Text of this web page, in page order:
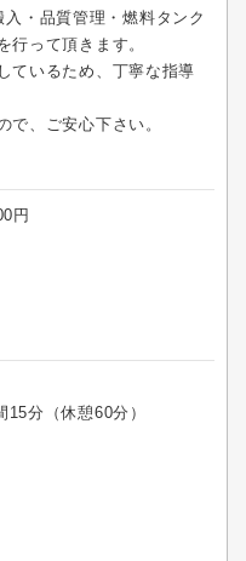
・品質管理・燃料タンク
って頂きます。
いるため、丁寧な指導
、ご安心下さい。
円
分（休憩60分）